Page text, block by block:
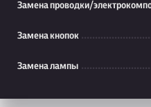
Замена проводки/
Замена кнопок
Замена лампы